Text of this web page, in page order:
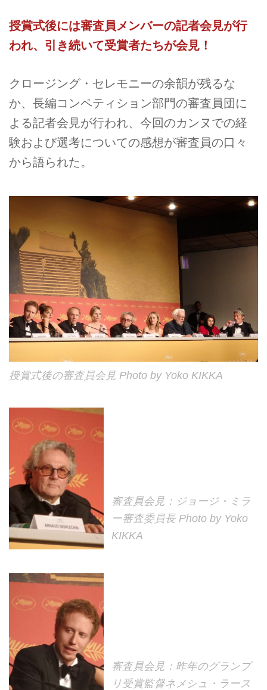
授賞式後には審査員メンバーの記者会見が行
われ、引き続いて受賞者たちが会見！
クロージング・セレモニーの余韻が残るな
か、長編コンペティション部門の審査員団に
よる記者会見が行われ、今回のカンヌでの経
験および選考についての感想が審査員の口々
から語られた。
授賞式後の審査員会見 Photo by Yoko KIKKA
審査員会見：ジョージ・ミラ
ー審査委員長 Photo by Yoko
KIKKA
審査員会見：昨年のグランプ
リ受賞監督ネメシュ・ラース